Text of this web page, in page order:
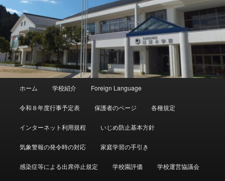
ホーム 学校紹介 Foreign Language
令和８年度行事予定表 保護者のページ 各種規定
インターネット利用規程 いじめ防止基本方針
気象警報の発令時の対応 家庭学習の手引き
感染症等による出席停止規定 学校園評価 学校運営協議会